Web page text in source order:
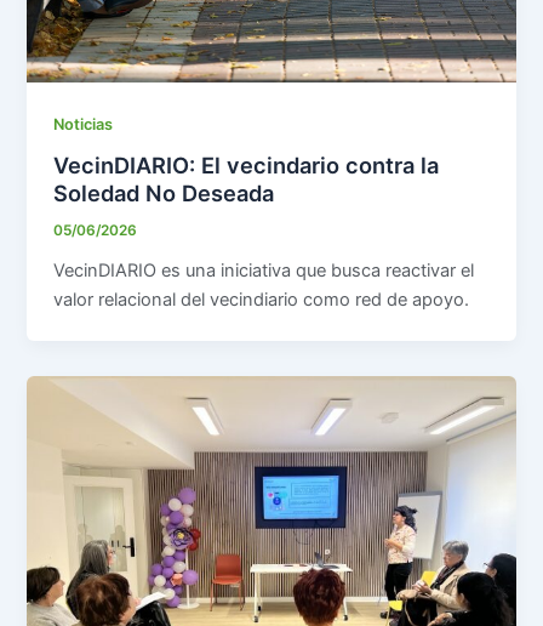
Noticias
VecinDIARIO: El vecindario contra la
Soledad No Deseada
05/06/2026
VecinDIARIO es una iniciativa que busca reactivar el
valor relacional del vecindiario como red de apoyo.